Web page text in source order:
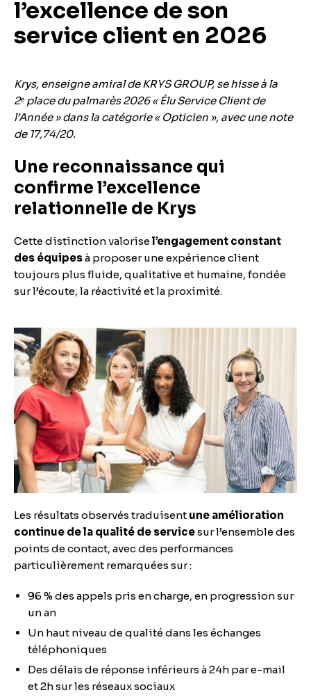
l’excellence de son
service client en 2026
Krys, enseigne amiral de KRYS GROUP, se hisse à la
2ᵉ place du palmarès 2026 « Élu Service Client de
l’Année » dans la catégorie « Opticien », avec une note
de 17,74/20.
Une reconnaissance qui
confirme l’excellence
relationnelle de Krys
Cette distinction valorisel’engagement constant
des équipesà proposer une expérience client
toujours plus fluide, qualitative et humaine, fondée
sur l’écoute, la réactivité et la proximité.
Les résultats observés traduisent une amélioration
continue de la qualité de servicesur l’ensemble des
points de contact, avec des performances
particulièrement remarquées sur :
96 % des appels pris en charge, en progression sur
un an
Un haut niveau de qualité dans les échanges
téléphoniques
Des délais de réponse inférieurs à 24h par e-mail
et 2h sur les réseaux sociaux